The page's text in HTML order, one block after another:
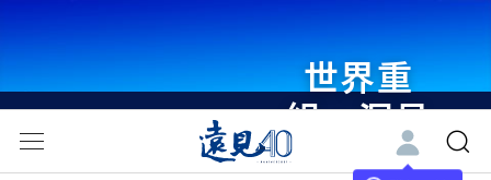
世界重
組・洞見
未來 與